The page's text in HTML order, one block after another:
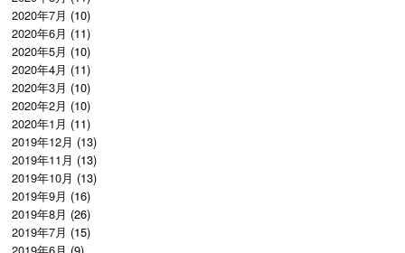
2020年7月 (10)
2020年6月 (11)
2020年5月 (10)
2020年4月 (11)
2020年3月 (10)
2020年2月 (10)
2020年1月 (11)
2019年12月 (13)
2019年11月 (13)
2019年10月 (13)
2019年9月 (16)
2019年8月 (26)
2019年7月 (15)